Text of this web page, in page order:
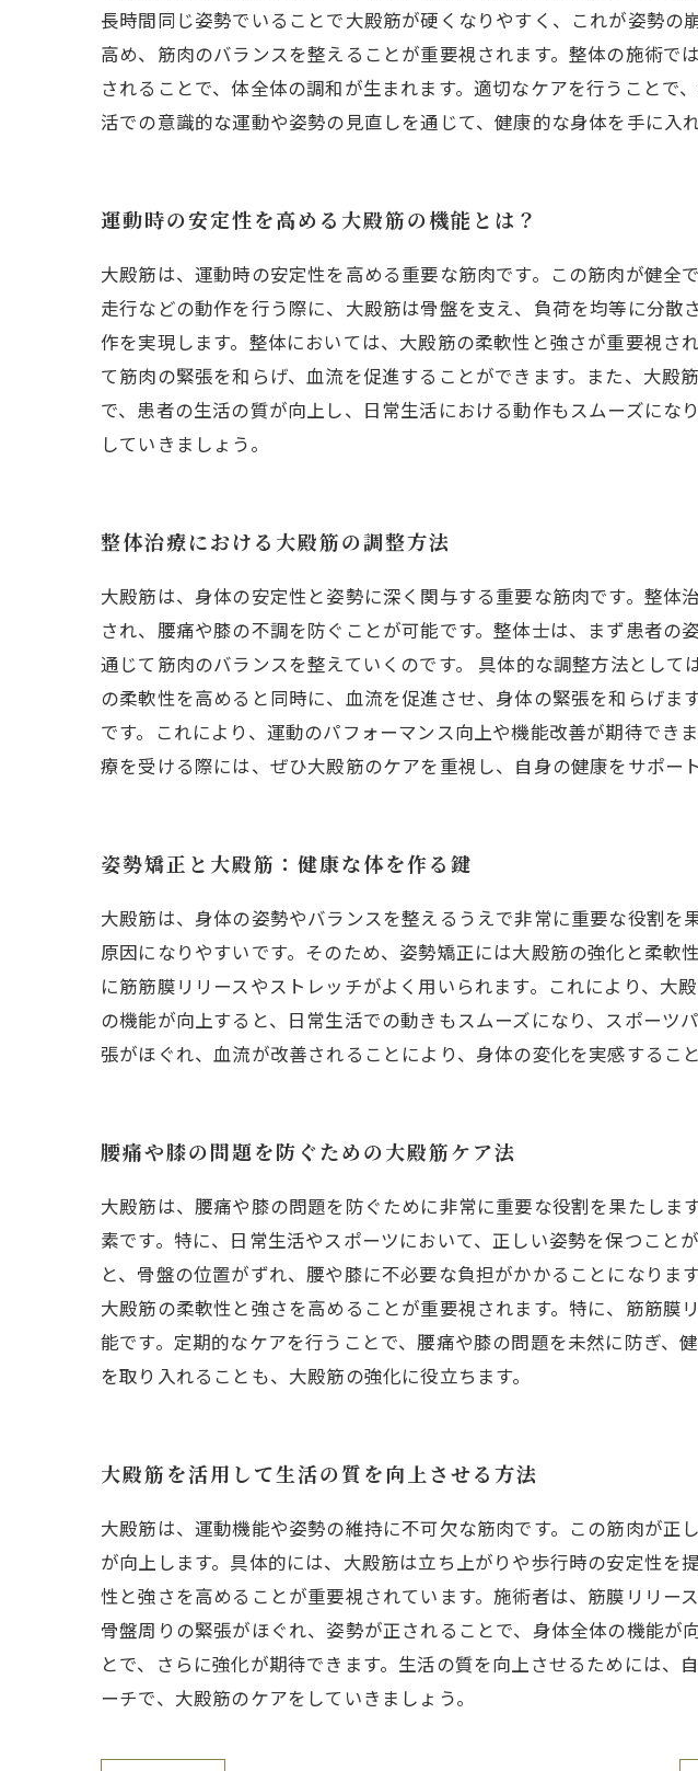
長時間同じ姿勢でいることで大殿筋が硬くなりやすく、これが姿勢
高め、筋肉のバランスを整えることが重要視されます。整体の施術
されることで、体全体の調和が生まれます。適切なケアを行うこと
活での意識的な運動や姿勢の見直しを通じて、健康的な身体を手に入れ
運動時の安定性を高める大殿筋の機能とは？
大殿筋は、運動時の安定性を高める重要な筋肉です。この筋肉が健
走行などの動作を行う際に、大殿筋は骨盤を支え、負荷を均等に分
作を実現します。整体においては、大殿筋の柔軟性と強さが重要視
て筋肉の緊張を和らげ、血流を促進することができます。また、大
で、患者の生活の質が向上し、日常生活における動作もスムーズに
していきましょう。
整体治療における大殿筋の調整方法
大殿筋は、身体の安定性と姿勢に深く関与する重要な筋肉です。整
され、腰痛や膝の不調を防ぐことが可能です。整体士は、まず患者
通じて筋肉のバランスを整えていくのです。 具体的な調整方法とし
の柔軟性を高めると同時に、血流を促進させ、身体の緊張を和らげ
です。これにより、運動のパフォーマンス向上や機能改善が期待で
療を受ける際には、ぜひ大殿筋のケアを重視し、自身の健康をサポー
姿勢矯正と大殿筋：健康な体を作る鍵
大殿筋は、身体の姿勢やバランスを整えるうえで非常に重要な役割
原因になりやすいです。そのため、姿勢矯正には大殿筋の強化と柔
に筋筋膜リリースやストレッチがよく用いられます。これにより、
の機能が向上すると、日常生活での動きもスムーズになり、スポー
張がほぐれ、血流が改善されることにより、身体の変化を実感するこ
腰痛や膝の問題を防ぐための大殿筋ケア法
大殿筋は、腰痛や膝の問題を防ぐために非常に重要な役割を果たし
素です。特に、日常生活やスポーツにおいて、正しい姿勢を保つこ
と、骨盤の位置がずれ、腰や膝に不必要な負担がかかることになりま
大殿筋の柔軟性と強さを高めることが重要視されます。特に、筋筋
能です。定期的なケアを行うことで、腰痛や膝の問題を未然に防ぎ
を取り入れることも、大殿筋の強化に役立ちます。
大殿筋を活用して生活の質を向上させる方法
大殿筋は、運動機能や姿勢の維持に不可欠な筋肉です。この筋肉が
が向上します。具体的には、大殿筋は立ち上がりや歩行時の安定性
性と強さを高めることが重要視されています。施術者は、筋膜リリー
骨盤周りの緊張がほぐれ、姿勢が正されることで、身体全体の機能
とで、さらに強化が期待できます。生活の質を向上させるためには
ーチで、大殿筋のケアをしていきましょう。